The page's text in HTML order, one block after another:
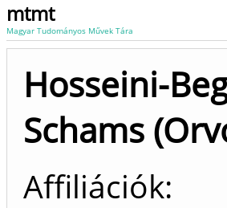
mtmt
Magyar Tudományos Művek Tára
Hosseini-
Schams
Affiliációk